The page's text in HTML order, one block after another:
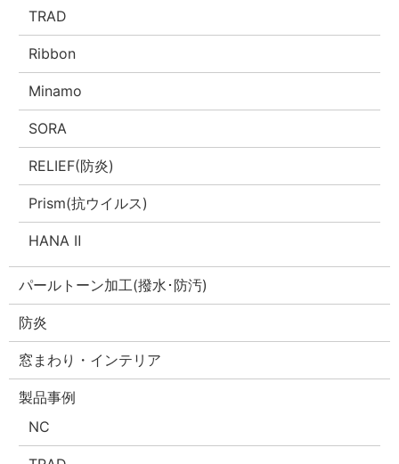
TRAD
Ribbon
Minamo
SORA
RELIEF(防炎)
Prism(抗ウイルス)
HANA Ⅱ
パールトーン加工(撥水･防汚)
防炎
窓まわり・インテリア
製品事例
NC